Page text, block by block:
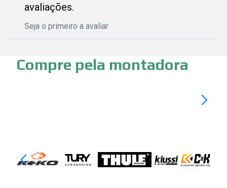
avaliações.
Seja o primeiro a avaliar
Compre pela montadora